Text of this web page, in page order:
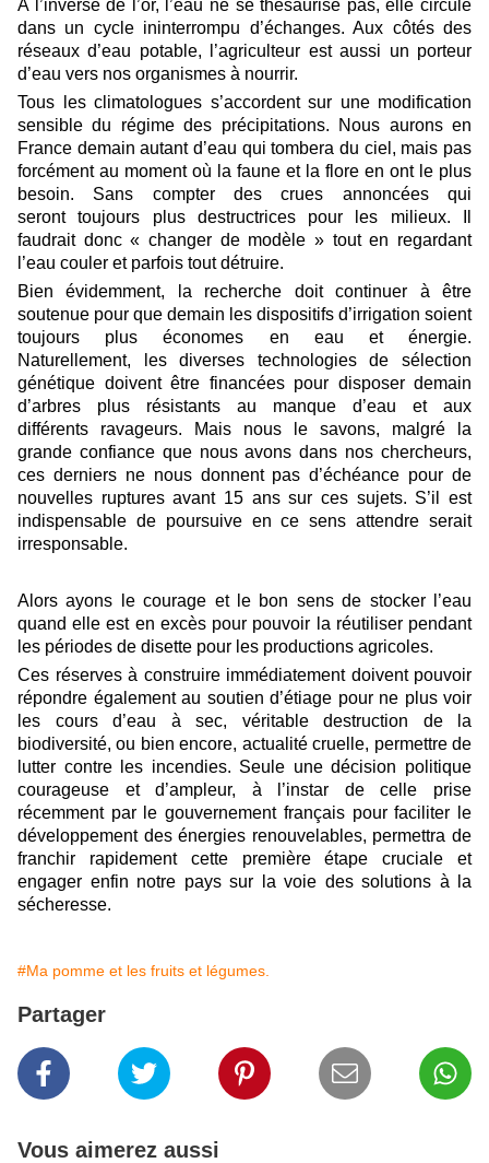
A l ’inverse de l ’or, ’eau ne se thésaurise pas, elle circule
dans un cycle ininterrompu d’échanges. Aux côtés des
réseaux d’eau potable, l’agriculteur est aussi un porteur
d’eau vers nos organismes à nourrir.
Tous les climatologues s’accordent sur une modification
sensible du régime des précipitations. Nous aurons en
France demain autant d’eau qui tombera du ciel, mais pas
forcément au moment où la faune et la flore en ont le plus
besoin. Sans compter des crues annoncéesqui
seronttoujours plus destructrices pour les milieux. Il
faudrait donc « changer de modèle » tout en regardant
’eau couler et parfois tout détruire.
Bien évidemment, la recherche doit continuer à être
soutenue pour que demain les dispositifs d’irrigation soient
toujours plus économes en eau et énergie.
Naturellement, les diverses technologies de sélection
génétique doivent être financées pour disposer demain
d’arbres plus résistants au manque d’eau et aux
différents ravageurs. Mais nous le savons, malgré la
grande confiance que nous avons dans nos chercheurs,
ces derniers ne nous donnent pas d’échéance pour de
nouvelles ruptures avant 15 ans sur ces sujets. S’il est
indispensable de poursuive en ce sens attendre serait
irresponsable.
Alors ayons le courage et le bon sens de stocker l’eau
quand elle est en excès pour pouvoir la réutiliser pendant
les périodes de disette pour les productions agricoles.
Ces réserves à construire immédiatement doivent pouvoir
répondre également au soutien d’étiage pour ne plus voir
les cours d’eau à sec, véritable destruction de la
biodiversité, ou bien encore, actualité cruelle, permettre de
lutter contre les incendies. Seule une décision politique
courageuse et d’ampleur, à l ’instar de celle prise
récemment par le gouvernement français pour faciliter le
développement des énergies renouvelables, permettra de
franchir rapidement cette première étape cruciale et
engager enfin notre pays sur la voie des solutions à la
sécheresse.
#Ma pomme et les fruits et légumes.
Partager
Vous aimerez aussi